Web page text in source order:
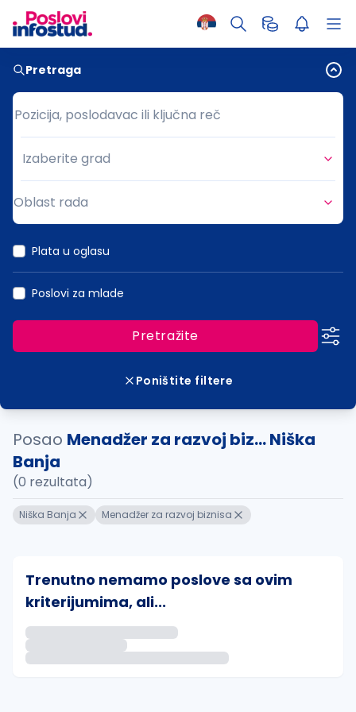
Pretraga
Pozicija, poslodavac ili ključna reč
Pozicija, poslodavac ili ključna reč
Grad
Izaberite grad
Oblast rada
Plata u oglasu
Poslovi za mlade
Pretražite
Poništite filtere
Posao Menadžer za razvoj biz... Niška
Banja
(0 rezultata)
Niška Banja Menadžer za razvoj biznisa
Trenutno nemamo poslove sa ovim
kriterijumima, ali...